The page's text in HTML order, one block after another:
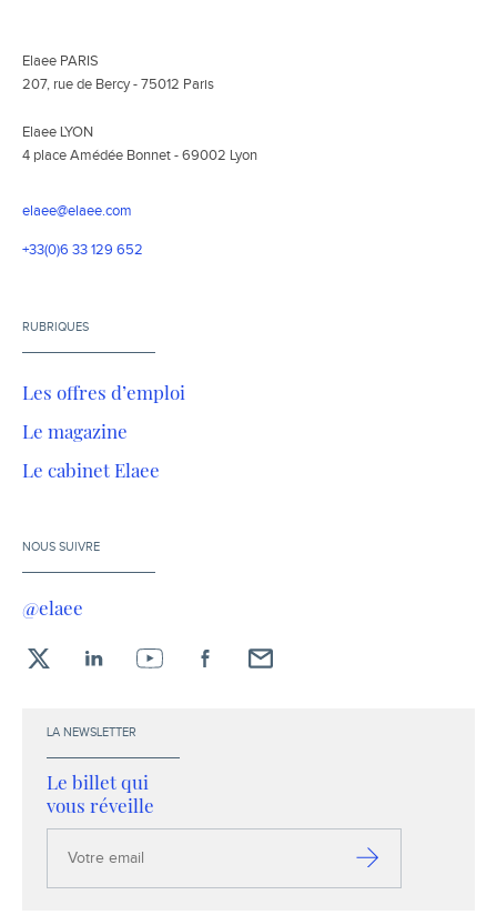
Elaee PARIS
207, rue de Bercy - 75012 Paris
Elaee LYON
4 place Amédée Bonnet - 69002 Lyon
elaee@elaee.com
+33(0)6 33 129 652
RUBRIQUES
Les offres d’emploi
Le magazine
Le cabinet Elaee
NOUS SUIVRE
@elaee
LA NEWSLETTER
Le billet qui
vous réveille
email
S’inscrire